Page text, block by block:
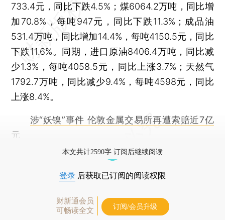
733.4元，同比下跌4.5%；煤6064.2万吨，同比增
加70.8%，每吨947元，同比下跌11.3%；成品油
531.4万吨，同比增加14.4%，每吨4150.5元，同比
下跌11.6%。同期，进口原油8406.4万吨，同比减
少1.3%，每吨4058.5元，同比上涨3.7%；天然气
1792.7万吨，同比减少9.4%，每吨4598元，同比
上涨8.4%。
涉“妖镍”事件 伦敦金属交易所再遭索赔近7亿
元
本文共计2590字 订阅后继续阅读
登录 后获取已订阅的阅读权限
财新通会员
可畅读全文
订阅/会员升级